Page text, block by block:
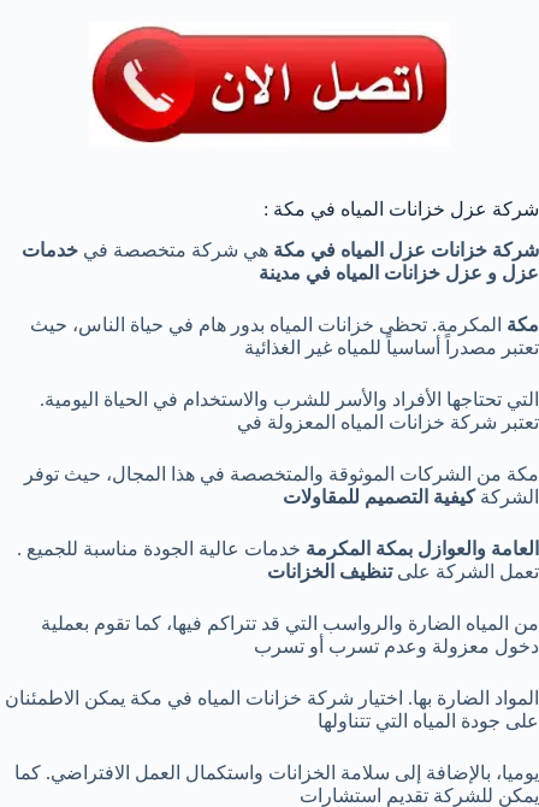
شركة عزل خزانات المياه في مكة :
شركة خزانات عزل المياه في مكة هي شركة متخصصة في خدمات
عزل و عزل خزانات المياه في مدينة
مكة المكرمة. تحظى خزانات المياه بدور هام في حياة الناس، حيث
تعتبر مصدراً أساسياً للمياه غير الغذائية
التي تحتاجها الأفراد والأسر للشرب والاستخدام في الحياة اليومية.
تعتبر شركة خزانات المياه المعزولة في
مكة من الشركات الموثوقة والمتخصصة في هذا المجال، حيث توفر
الشركةكيفية التصميم للمقاولات
العامة والعوازل بمكة المكرمة خدمات عالية الجودة مناسبة للجميع .
تعمل الشركة على تنظيف الخزانات
من المياه الضارة والرواسب التي قد تتراكم فيها، كما تقوم بعملية
دخول معزولة وعدم تسرب أو تسرب
المواد الضارة بها. اختيار شركة خزانات المياه في مكة يمكن الاطمئنان
على جودة المياه التي تتناولها
يوميا، بالإضافة إلى سلامة الخزانات واستكمال العمل الافتراضي. كما
يمكن للشركة تقديم استشارات